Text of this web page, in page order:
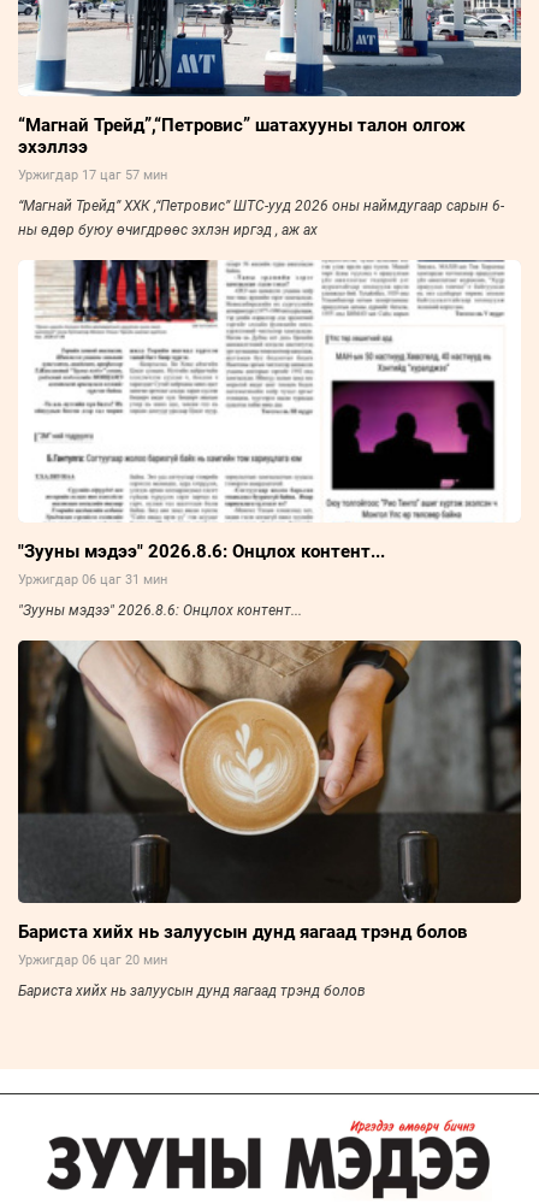
“Магнай Трейд”,“Петровис” шатахууны талон олгож
эхэллээ
Уржигдар 17 цаг 57 мин
“Магнай Трейд” ХХК ,“Петровис” ШТС-ууд 2026 оны наймдугаар сарын 6-
ны өдөр буюу өчигдрөөс эхлэн иргэд , аж ах
"Зууны мэдээ" 2026.8.6: Онцлох контент...
Уржигдар 06 цаг 31 мин
"Зууны мэдээ" 2026.8.6: Онцлох контент...
Бариста хийх нь залуусын дунд яагаад трэнд болов
Уржигдар 06 цаг 20 мин
Бариста хийх нь залуусын дунд яагаад трэнд болов